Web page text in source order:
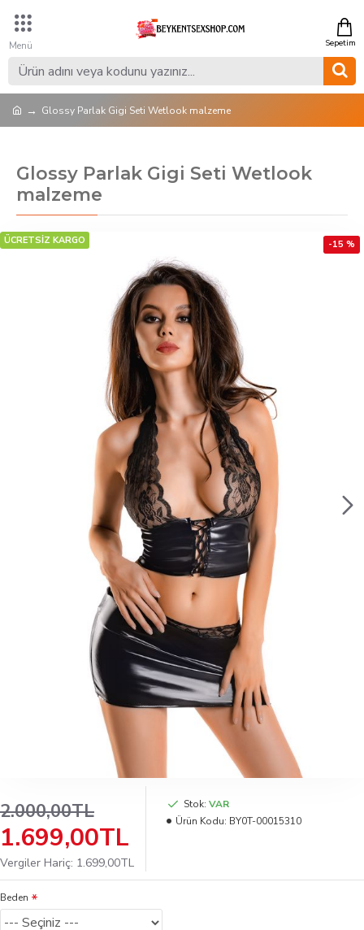
Glossy Parlak Gigi Seti Wetlook malzeme
Glossy Parlak Gigi Seti Wetlook
malzeme
ÜCRETSİZ KARGO -15 %
1.699,00TL
2.000,00TL
Vergiler Hariç: 1.699,00TL
Stok: VAR
Ürün Kodu: BY0T-00015310
Beden